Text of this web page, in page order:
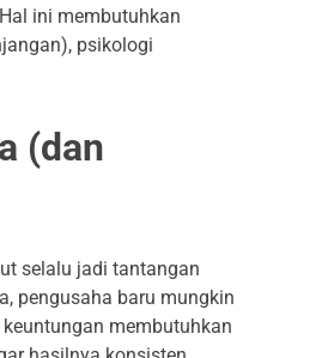
ini membutuhkan
psikologi
(dan
selalu jadi tantangan
pengusaha baru mungkin
membutuhkan